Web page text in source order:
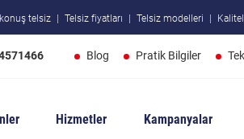
telsiz Telsiz fiyatları Telsiz modelleri
Blog Pratik Bilgiler
Hizmetler Kampanyalar